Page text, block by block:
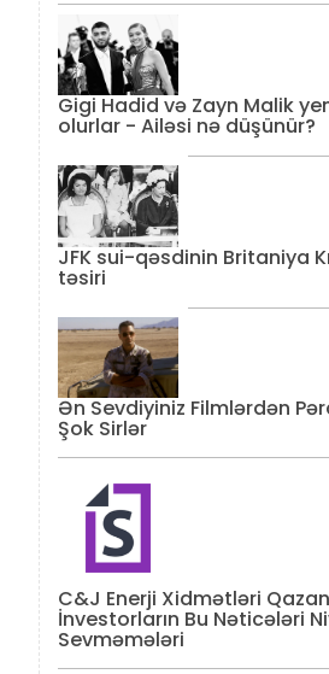
Gigi Hadid və Zayn Malik
olurlar - Ailəsi nə düşünür?
JFK sui-qəsdinin Britaniya
təsiri
Ən Sevdiyiniz Filmlərdən
Şok Sirlər
C&J Enerji Xidmətləri
İnvestorların Bu Nəticələri
Sevməmələri